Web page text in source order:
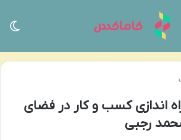
اندازی کسب و کار در فضای
رجبی